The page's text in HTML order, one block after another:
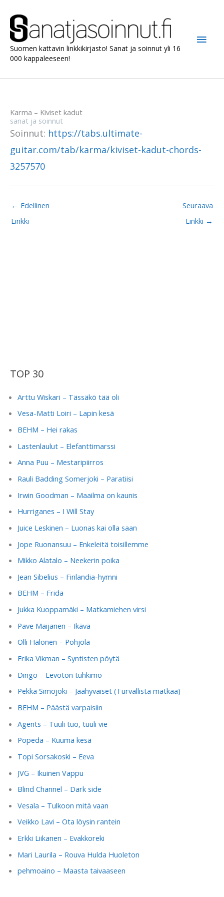
sisältöön
Suomen kattavin linkkikirjasto! Sanat ja soinnut yli 16
000 kappaleeseen!
Karma – Kiviset kadut
sanat ja soinnut
Soinnut: https://tabs.ultimate-
guitar.com/tab/karma/kiviset-kadut-chords-
3257570
← Edellinen
Linkki
Seuraava
Linkki →
TOP 30
Arttu Wiskari – Tässäkö tää oli
Vesa-Matti Loiri – Lapin kesä
BEHM – Hei rakas
Lastenlaulut – Elefanttimarssi
Anna Puu – Mestaripiirros
Rauli Badding Somerjoki – Paratiisi
Irwin Goodman – Maailma on kaunis
Hurriganes – I Will Stay
Juice Leskinen – Luonas kai olla saan
Jope Ruonansuu – Enkeleitä toisillemme
Mikko Alatalo – Neekerin poika
Jean Sibelius – Finlandia-hymni
BEHM – Frida
Jukka Kuoppamäki – Matkamiehen virsi
Pave Maijanen – Ikävä
Olli Halonen – Pohjola
Erika Vikman – Syntisten pöytä
Dingo – Levoton tuhkimo
Pekka Simojoki – Jäähyväiset (Turvallista matkaa)
BEHM – Päästä varpaisiin
Agents – Tuuli tuo, tuuli vie
Popeda – Kuuma kesä
Topi Sorsakoski – Eeva
JVG – Ikuinen Vappu
Blind Channel – Dark side
Vesala – Tulkoon mitä vaan
Veikko Lavi – Ota löysin rantein
Erkki Liikanen – Evakkoreki
Mari Laurila – Rouva Hulda Huoleton
pehmoaino – Maasta taivaaseen